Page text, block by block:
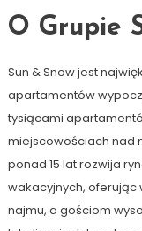
O Grupie
Sun & Snow jest
apartamentów
tysiącami
miejscowościach nad
ponad 15 lat rozwija
wakacyjnych, oferując
najmu, a gościom